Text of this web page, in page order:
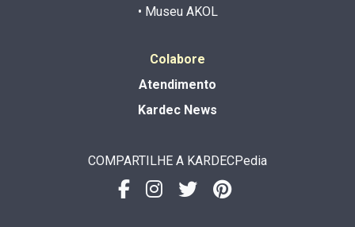
• Museu AKOL
Colabore
Atendimento
Kardec News
COMPARTILHE A KARDECPedia